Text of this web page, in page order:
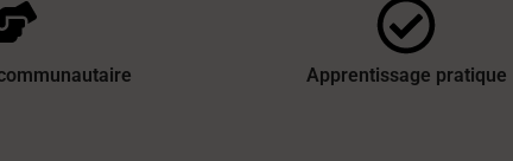
Apprentissage pratique